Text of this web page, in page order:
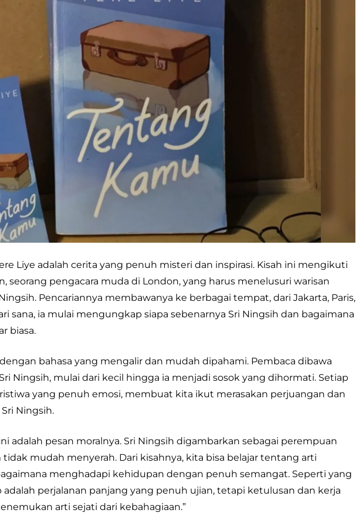
Liye adalah cerita yang penuh misteri dan inspirasi. Kisah ini mengikuti
seorang pengacara muda di London, yang harus menelusuri warisan
Pencariannya membawanya ke berbagai tempat, dari Jakarta, Paris,
sana, ia mulai mengungkap siapa sebenarnya Sri Ningsih dan bagaimana
biasa.
bahasa yang mengalir dan mudah dipahami. Pembaca dibawa
Ningsih, mulai dari kecil hingga ia menjadi sosok yang dihormati. Setiap
yang penuh emosi, membuat kita ikut merasakan perjuangan dan
Ningsih.
adalah pesan moralnya. Sri Ningsih digambarkan sebagai perempuan
tidak mudah menyerah. Dari kisahnya, kita bisa belajar tentang arti
menghadapi kehidupan dengan penuh semangat. Seperti yang
adalah perjalanan panjang yang penuh ujian, tetapi ketulusan dan kerja
arti sejati dari kebahagiaan.”